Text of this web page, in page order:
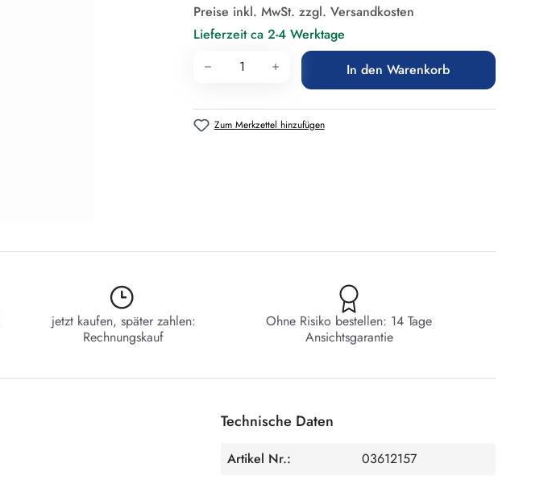
Preise inkl. MwSt. zzgl. Versandkosten
Lieferzeit ca 2-4 Werktage
Produkt Anzahl: Gib den gewünschten
In den Warenkorb
Zum Merkzettel hinzufügen
jetzt kaufen, später zahlen:
Rechnungskauf
Ohne Risiko bestellen: 14 Tage
Ansichtsgarantie
Technische Daten
Artikel Nr.:
03612157